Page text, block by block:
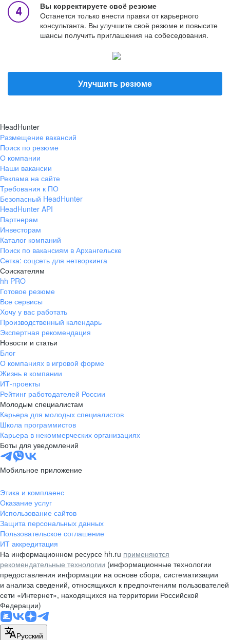
Вы корректируете своё резюме
Останется только внести правки от карьерного
консультанта. Вы улучшите своё резюме и повысите
шансы получить приглашения на собеседования.
Улучшить резюме
HeadHunter
Размещение вакансий
Поиск по резюме
О компании
Наши вакансии
Реклама на сайте
Требования к ПО
Безопасный HeadHunter
HeadHunter API
Партнерам
Инвесторам
Каталог компаний
Поиск по вакансиям в Архангельске
Сетка: соцсеть для нетворкинга
Соискателям
hh PRO
Готовое резюме
Все сервисы
Хочу у вас работать
Производственный календарь
Экспертная рекомендация
Новости и статьи
Блог
О компаниях в игровой форме
Жизнь в компании
ИТ-проекты
Рейтинг работодателей России
Молодым специалистам
Карьера для молодых специалистов
Школа программистов
Карьера в некоммерческих организациях
Боты для уведомлений
Мобильное приложение
Этика и комплаенс
Оказание услуг
Использование сайтов
Защита персональных данных
Пользовательское соглашение
ИТ аккредитация
На информационном ресурсе hh.ru применяются
рекомендательные технологии (информационные технологии
предоставления информации на основе сбора, систематизации
и анализа сведений, относящихся к предпочтениям пользователей
сети «Интернет», находящихся на территории Российской
Федерации)
Русский